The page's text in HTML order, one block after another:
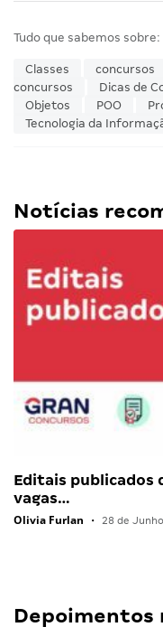
Tudo que sabemos sobre:
Classes concursos
concursos
Dicas de
Objetos
POO
Tecnologia da
Notícias
Editais publicados
vagas…
Olivia Furlan • 28 de Junho
Depoimentos